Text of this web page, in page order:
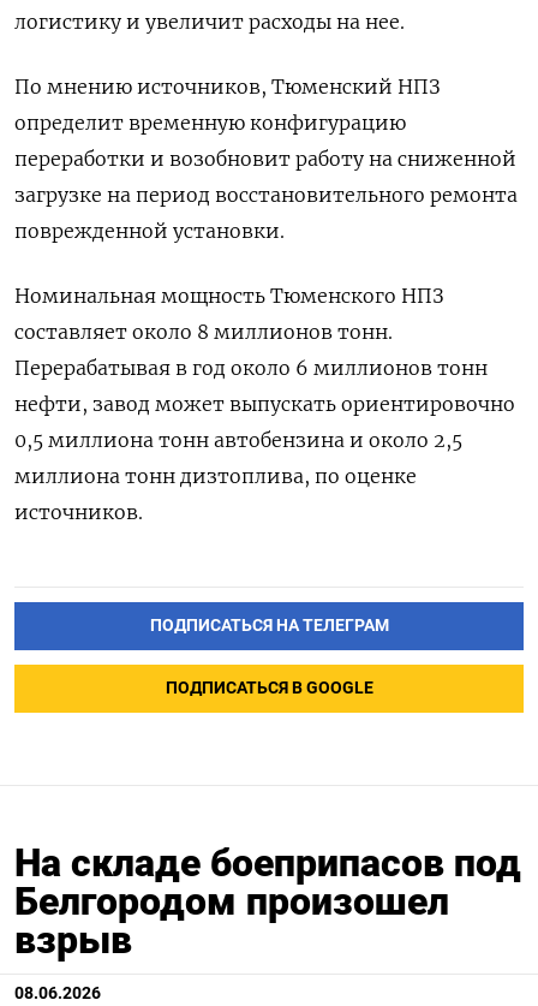
логистику и увеличит расходы на нее.
По мнению источников, Тюменский НПЗ
определит временную конфигурацию
переработки ​и возобновит работу ⁠на сниженной
загрузке на период восстановительного ремонта
поврежденной установки.
Номинальная мощность Тюменского НПЗ
‌составляет около 8 миллионов тонн.
Перерабатывая в год ‌около 6 миллионов тонн
нефти, завод может выпускать ориентировочно ​
0,5 миллиона тонн автобензина и около 2,5
‌миллиона тонн дизтоплива, по оценке
источников.
ПОДПИСАТЬСЯ НА ТЕЛЕГРАМ
ПОДПИСАТЬСЯ В GOOGLE
На складе боеприпасов под
Белгородом произошел
взрыв
08.06.2026